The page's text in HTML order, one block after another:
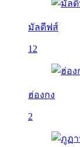
มัลดีฟส์
12
ฮ่องกง
2